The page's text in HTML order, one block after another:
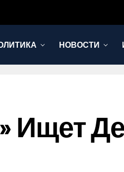
НОВОСТИ
Ищет